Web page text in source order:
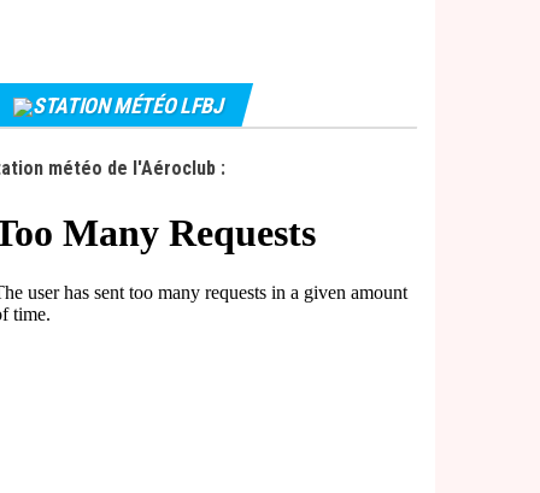
STATION MÉTÉO LFBJ
météo de l'Aéroclub :